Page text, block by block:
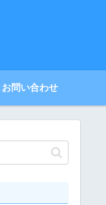
お問い合わせ